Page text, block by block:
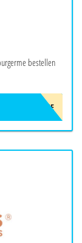
bestellen
LUNCHME